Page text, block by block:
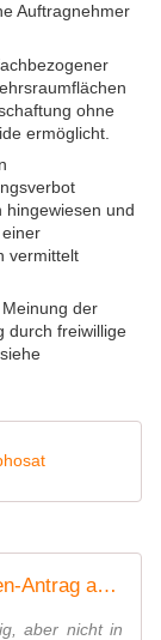
Auftragnehmer
ohne
ermöglicht.
hingewiesen und
vermittelt
der
durch freiwillige
Gemeinderat lehnt mehrheitlich Grünen-Antrag auf Glyphosat-freie Bewirtschaftung ab
aber nicht in